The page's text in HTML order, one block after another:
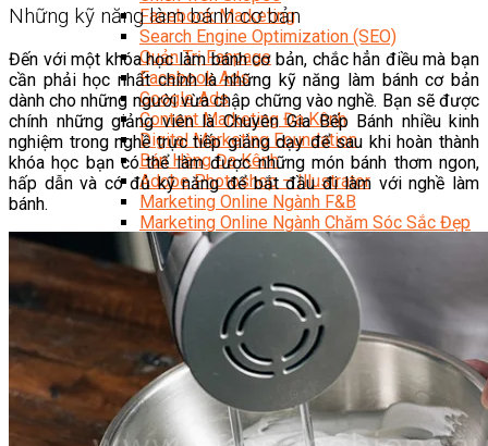
Facebook Marketing
Search Engine Optimization (SEO)
Quản Trị Fanpage
Facebook Ads
Google Ads
Content Marketing Đa Kênh
Digital Marketing Foundation
Bán Hàng Đa Kênh
Adobe Photoshop – Illustrator
Marketing Online Ngành F&B
Marketing Online Ngành Chăm Sóc Sắc Đẹp
Chuyên Đề Digital Marketing
Media Production
Chuyên Viên Tổ Chức Sự Kiện
Truyền Thông Đa Phương Tiện
Media Production
Nhiếp Ảnh Thương Mại
Sản Xuất Phim Kỹ Thuật Số
Biên Tập Video Cơ Bản Với Capcut
Dựng Phim Cơ Bản Với Adobe Premiere Pro
Sức Khỏe
Những kỹ năng làm bánh cơ bản
Đến với một khóa học làm bánh cơ bản, chắc hẳn điều mà bạn
cần phải học nhất chính là những kỹ năng làm bánh cơ bản
dành cho những người vừa chập chững vào nghề. Bạn sẽ được
chính những giảng viên là Chuyên Gia Bếp Bánh nhiều kinh
nghiệm trong nghề trực tiếp giảng dạy để sau khi hoàn thành
khóa học bạn có thể làm được những món bánh thơm ngon,
hấp dẫn và có đủ kỹ năng để bắt đầu đi làm với nghề làm
bánh.